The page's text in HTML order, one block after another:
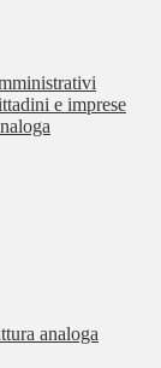
e imprese
analoga